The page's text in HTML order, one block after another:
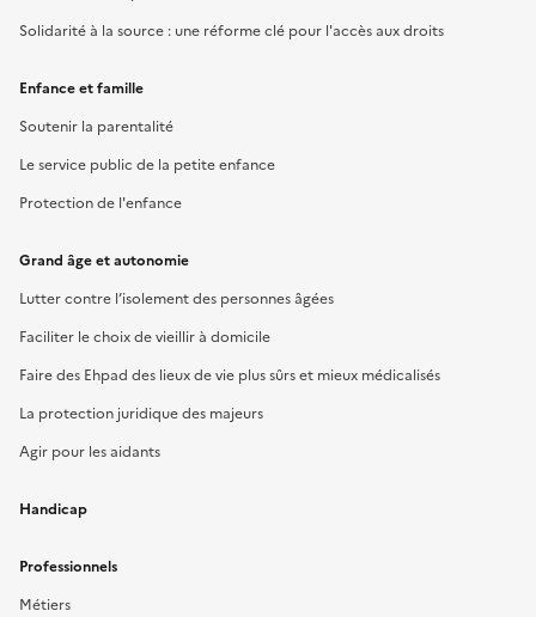
Solidarité à la source : une réforme clé pour l'accès aux droits
Enfance et famille
Soutenir la parentalité
Le service public de la petite enfance
Protection de l'enfance
Grand âge et autonomie
Lutter contre l’isolement des personnes âgées
Faciliter le choix de vieillir à domicile
Faire des Ehpad des lieux de vie plus sûrs et mieux médicalisés
La protection juridique des majeurs
Agir pour les aidants
Handicap
Professionnels
Métiers